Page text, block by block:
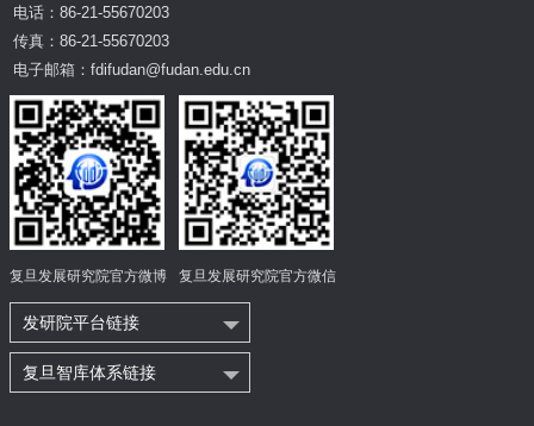
电话：86-21-55670203
传真：86-21-55670203
电子邮箱：fdifudan@fudan.edu.cn
复旦发展研究院官方微博 复旦发展研究院官方微信
发研院平台链接
复旦智库体系链接